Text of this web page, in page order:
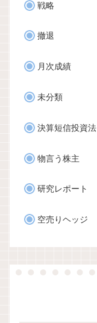
戦略
撤退
月次成績
未分類
決算短信投資法
物言う株主
研究レポート
空売りヘッジ